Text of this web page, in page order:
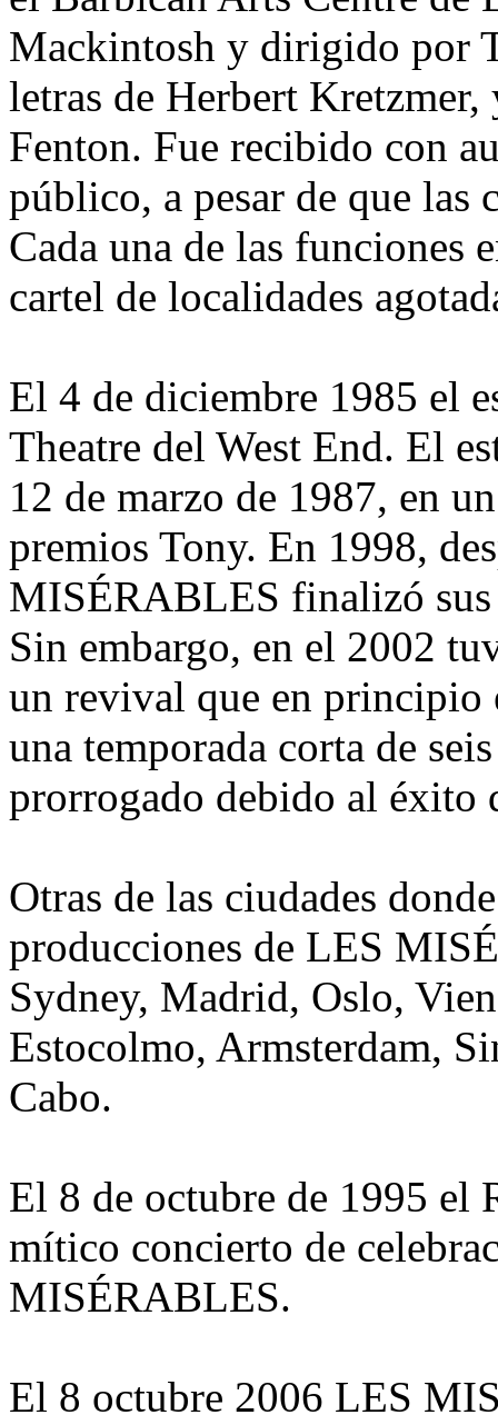
Mackintosh y dirigido por
letras de Herbert
Fenton. Fue recibido con
público, a pesar de que las
Cada una de las funciones
cartel de localidades
El 4 de diciembre 1985 el
Theatre del West End. El
12 de marzo de 1987, en
premios Tony. En 1998,
MISÉRABLES finalizó sus
Sin embargo, en el 2002
un revival que en principio
una temporada corta de
prorrogado debido al éxito
Otras de las ciudades
producciones de LES
Sydney, Madrid, Oslo,
Estocolmo, Armsterdam,
Cabo.
El 8 de octubre de 1995
mítico concierto de
MISÉRABLES.
El 8 octubre 2006 LES